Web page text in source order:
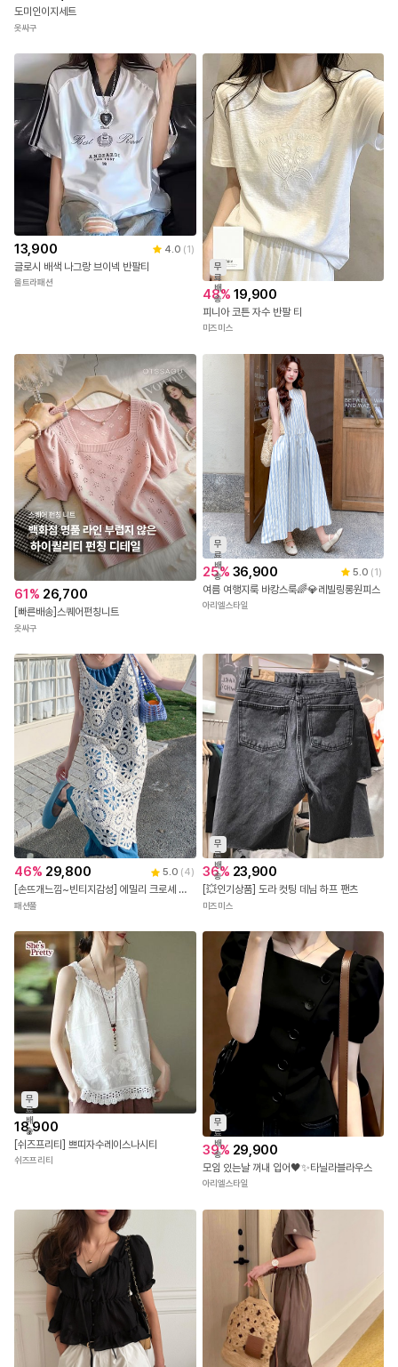
도미인이지세트
옷싸구
13,900 4.0 (1)
글로시 배색 나그랑 브이넥 반팔티
울트라패션
무
료
배
송
48% 19,900
피니아 코튼 자수 반팔 티
미즈미스
61% 26,700
[빠른배송]스퀘어펀칭니트
옷싸구
무
료
배
송
25% 36,900 5.0 (1)
여름 여행지룩 바캉스룩🌈💎레빌링롱원피스
아리엘스타일
46% 29,800 5.0 (4)
[손뜨개느낌~빈티지감성] 에밀리 크로셰 뷔스티에 원피스
패션풀
무
료
배
송
36% 23,900
[💥인기상품] 도라 컷팅 데님 하프 팬츠
미즈미스
무
료
배
송
18,900
[쉬즈프리티] 쁘띠자수레이스나시티
쉬즈프리티
무
료
배
송
39% 29,900
모임 있는날 꺼내 입어🖤✨타닐라블라우스
아리엘스타일